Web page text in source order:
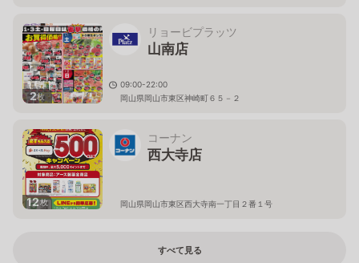
2枚
リョービプラッツ
山南店
09:00-22:00
岡山県岡山市東区神崎町６５－２
12枚
コーナン
西大寺店
岡山県岡山市東区西大寺南一丁目２番１号
すべて見る